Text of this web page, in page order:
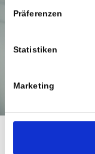
Präferenzen
Statistiken
Marketing